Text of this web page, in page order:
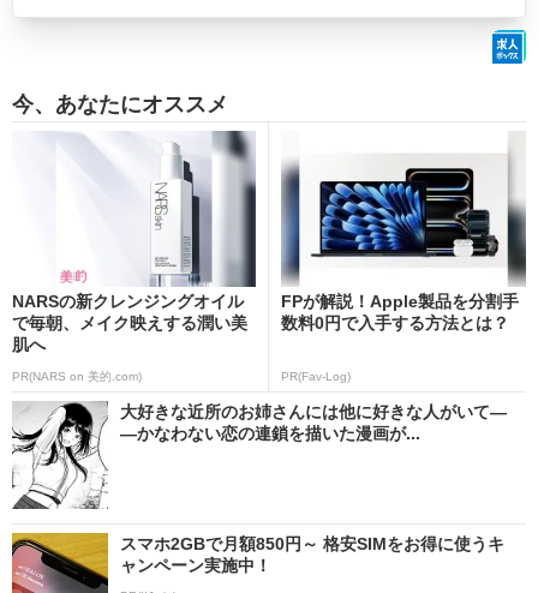
今、あなたにオススメ
NARSの新クレンジングオイル
で毎朝、メイク映えする潤い美
肌へ
PR(NARS on 美的.com)
FPが解説！Apple製品を分割手
数料0円で入手する方法とは？
PR(Fav-Log)
大好きな近所のお姉さんには他に好きな人がいて―
―かなわない恋の連鎖を描いた漫画が...
スマホ2GBで月額850円～ 格安SIMをお得に使うキ
ャンペーン実施中！